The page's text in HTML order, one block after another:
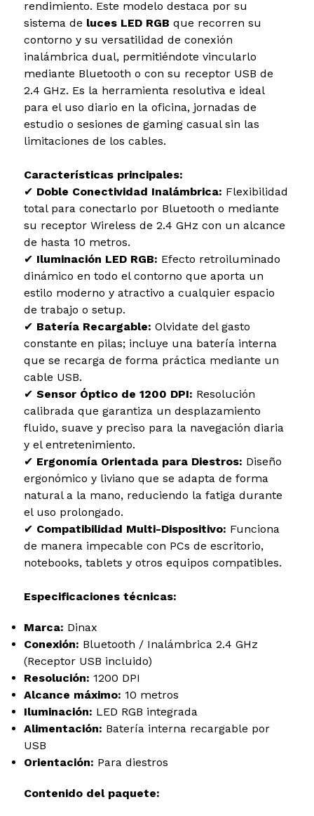
rendimiento. Este modelo destaca por su
sistema de luces LED RGB que recorren su
contorno y su versatilidad de conexión
inalámbrica dual, permitiéndote vincularlo
mediante Bluetooth o con su receptor USB de
2.4 GHz. Es la herramienta resolutiva e ideal
para el uso diario en la oficina, jornadas de
estudio o sesiones de gaming casual sin las
limitaciones de los cables.
Características principales:
✔ Doble Conectividad Inalámbrica: Flexibilidad
total para conectarlo por Bluetooth o mediante
su receptor Wireless de 2.4 GHz con un alcance
de hasta 10 metros.
✔ Iluminación LED RGB: Efecto retroiluminado
dinámico en todo el contorno que aporta un
estilo moderno y atractivo a cualquier espacio
de trabajo o setup.
✔ Batería Recargable: Olvidate del gasto
constante en pilas; incluye una batería interna
que se recarga de forma práctica mediante un
cable USB.
✔ Sensor Óptico de 1200 DPI: Resolución
calibrada que garantiza un desplazamiento
fluido, suave y preciso para la navegación diaria
y el entretenimiento.
✔ Ergonomía Orientada para Diestros: Diseño
ergonómico y liviano que se adapta de forma
natural a la mano, reduciendo la fatiga durante
el uso prolongado.
✔ Compatibilidad Multi-Dispositivo: Funciona
de manera impecable con PCs de escritorio,
notebooks, tablets y otros equipos compatibles.
Especificaciones técnicas:
Marca: Dinax
Conexión: Bluetooth / Inalámbrica 2.4 GHz
(Receptor USB incluido)
Resolución: 1200 DPI
Alcance máximo: 10 metros
Iluminación: LED RGB integrada
Alimentación: Batería interna recargable por
USB
Orientación: Para diestros
Contenido del paquete: